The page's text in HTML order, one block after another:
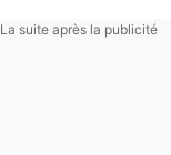
La suite après la publicité